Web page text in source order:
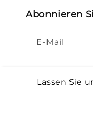
Abonnieren
E-Mail
Lassen Sie